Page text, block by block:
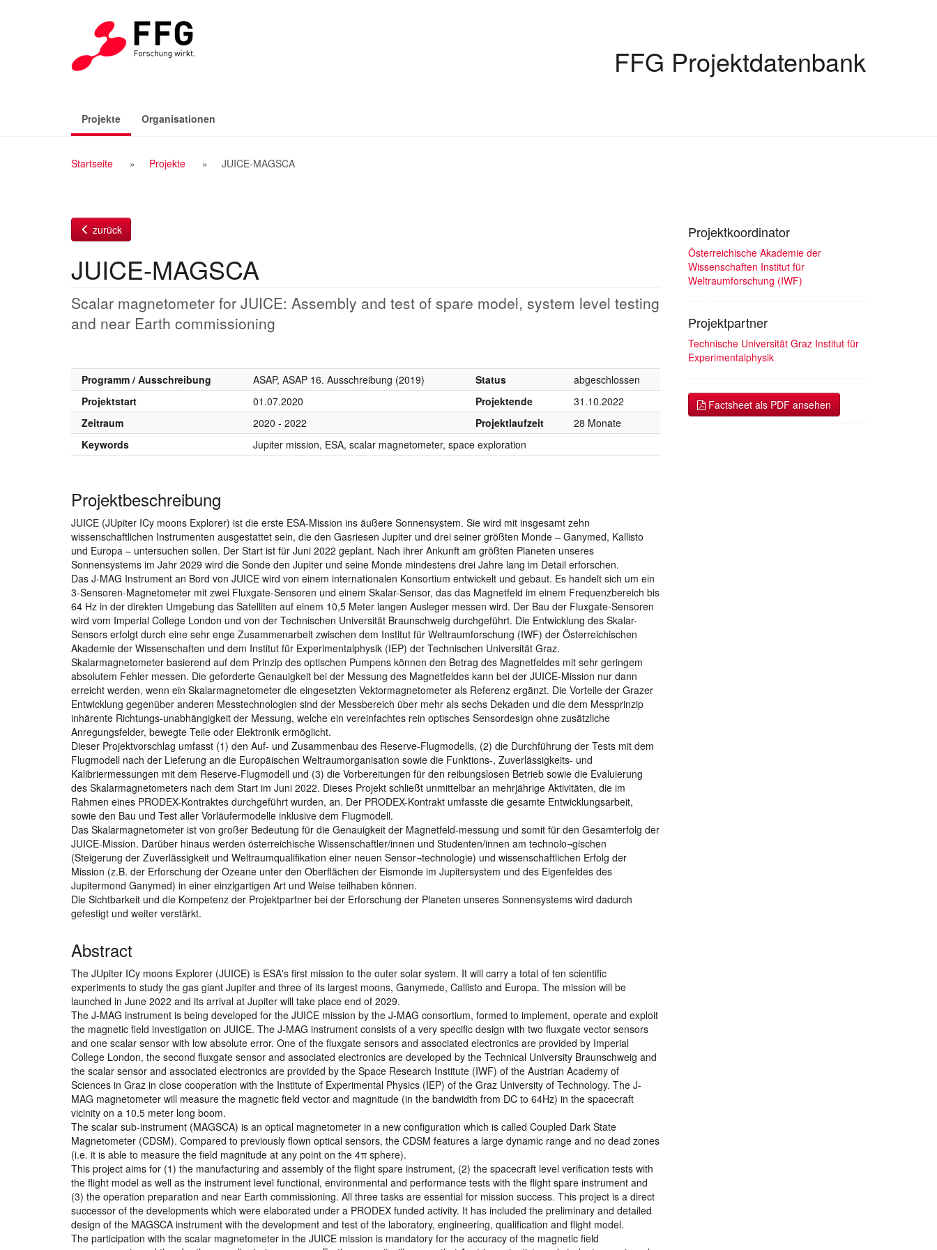
FFG Projektdatenbank
Projekte(aktiv)Organisationen
Breadcrumb
Startseite Projekte JUICE-MAGSCA
zurück
JUICE-MAGSCA
Scalar magnetometer for JUICE: Assembly and test of spare model, system level testing
and near Earth commissioning
Programm / Ausschreibung ASAP, ASAP 16. Ausschreibung (2019) Status
abgeschlossen
Projektstart
01.07.2020 Projektende
31.10.2022
Zeitraum
2020 - 2022 Projektlaufzeit
28 Monate
Keywords
Jupiter mission, ESA, scalar magnetometer, space exploration
Projektbeschreibung
JUICE (JUpiter ICy moons Explorer) ist die erste ESA-Mission ins äußere Sonnensystem. Sie wird mit insgesamt zehn
wissenschaftlichen Instrumenten ausgestattet sein, die den Gasriesen Jupiter und drei seiner größten Monde – Ganymed, Kallisto
und Europa – untersuchen sollen. Der Start ist für Juni 2022 geplant. Nach ihrer Ankunft am größten Planeten unseres
Sonnensystems im Jahr 2029 wird die Sonde den Jupiter und seine Monde mindestens drei Jahre lang im Detail erforschen.
Das J-MAG Instrument an Bord von JUICE wird von einem internationalen Konsortium entwickelt und gebaut. Es handelt sich um ein
3-Sensoren-Magnetometer mit zwei Fluxgate-Sensoren und einem Skalar-Sensor, das das Magnetfeld im einem Frequenzbereich bis
64 Hz in der direkten Umgebung das Satelliten auf einem 10,5 Meter langen Ausleger messen wird. Der Bau der Fluxgate-Sensoren
wird vom Imperial College London und von der Technischen Universität Braunschweig durchgeführt. Die Entwicklung des Skalar-
Sensors erfolgt durch eine sehr enge Zusammenarbeit zwischen dem Institut für Weltraumforschung (IWF) der Österreichischen
Akademie der Wissenschaften und dem Institut für Experimentalphysik (IEP) der Technischen Universität Graz.
Skalarmagnetometer basierend auf dem Prinzip des optischen Pumpens können den Betrag des Magnetfeldes mit sehr geringem
absolutem Fehler messen. Die geforderte Genauigkeit bei der Messung des Magnetfeldes kann bei der JUICE-Mission nur dann
erreicht werden, wenn ein Skalarmagnetometer die eingesetzten Vektormagnetometer als Referenz ergänzt. Die Vorteile der Grazer
Entwicklung gegenüber anderen Messtechnologien sind der Messbereich über mehr als sechs Dekaden und die dem Messprinzip
inhärente Richtungs-unabhängigkeit der Messung, welche ein vereinfachtes rein optisches Sensordesign ohne zusätzliche
Anregungsfelder, bewegte Teile oder Elektronik ermöglicht.
Dieser Projektvorschlag umfasst (1) den Auf- und Zusammenbau des Reserve-Flugmodells, (2) die Durchführung der Tests mit dem
Flugmodell nach der Lieferung an die Europäischen Weltraumorganisation sowie die Funktions-, Zuverlässigkeits- und
Kalibriermessungen mit dem Reserve-Flugmodell und (3) die Vorbereitungen für den reibungslosen Betrieb sowie die Evaluierung
des Skalarmagnetometers nach dem Start im Juni 2022. Dieses Projekt schließt unmittelbar an mehrjährige Aktivitäten, die im
Rahmen eines PRODEX-Kontraktes durchgeführt wurden, an. Der PRODEX-Kontrakt umfasste die gesamte Entwicklungsarbeit,
sowie den Bau und Test aller Vorläufermodelle inklusive dem Flugmodell.
Das Skalarmagnetometer ist von großer Bedeutung für die Genauigkeit der Magnetfeld-messung und somit für den Gesamterfolg der
JUICE-Mission. Darüber hinaus werden österreichische Wissenschaftler/innen und Studenten/innen am technolo¬gischen
(Steigerung der Zuverlässigkeit und Weltraumqualifikation einer neuen Sensor¬technologie) und wissenschaftlichen Erfolg der
Mission (z.B. der Erforschung der Ozeane unter den Oberflächen der Eismonde im Jupitersystem und des Eigenfeldes des
Jupitermond Ganymed) in einer einzigartigen Art und Weise teilhaben können.
Die Sichtbarkeit und die Kompetenz der Projektpartner bei der Erforschung der Planeten unseres Sonnensystems wird dadurch
gefestigt und weiter verstärkt.
Abstract
The JUpiter ICy moons Explorer (JUICE) is ESA's first mission to the outer solar system. It will carry a total of ten scientific
experiments to study the gas giant Jupiter and three of its largest moons, Ganymede, Callisto and Europa. The mission will be
launched in June 2022 and its arrival at Jupiter will take place end of 2029.
The J-MAG instrument is being developed for the JUICE mission by the J-MAG consortium, formed to implement, operate and exploit
the magnetic field investigation on JUICE. The J-MAG instrument consists of a very specific design with two fluxgate vector sensors
and one scalar sensor with low absolute error. One of the fluxgate sensors and associated electronics are provided by Imperial
College London, the second fluxgate sensor and associated electronics are developed by the Technical University Braunschweig and
the scalar sensor and associated electronics are provided by the Space Research Institute (IWF) of the Austrian Academy of
Sciences in Graz in close cooperation with the Institute of Experimental Physics (IEP) of the Graz University of Technology. The J-
MAG magnetometer will measure the magnetic field vector and magnitude (in the bandwidth from DC to 64Hz) in the spacecraft
vicinity on a 10.5 meter long boom.
The scalar sub-instrument (MAGSCA) is an optical magnetometer in a new configuration which is called Coupled Dark State
Magnetometer (CDSM). Compared to previously flown optical sensors, the CDSM features a large dynamic range and no dead zones
(i.e. it is able to measure the field magnitude at any point on the 4π sphere).
This project aims for (1) the manufacturing and assembly of the flight spare instrument, (2) the spacecraft level verification tests with
the flight model as well as the instrument level functional, environmental and performance tests with the flight spare instrument and
(3) the operation preparation and near Earth commissioning. All three tasks are essential for mission success. This project is a direct
successor of the developments which were elaborated under a PRODEX funded activity. It has included the preliminary and detailed
design of the MAGSCA instrument with the development and test of the laboratory, engineering, qualification and flight model.
The participation with the scalar magnetometer in the JUICE mission is mandatory for the accuracy of the magnetic field
Projektkoordinator
Österreichische Akademie der
Wissenschaften Institut für
Weltraumforschung (IWF)
Projektpartner
Technische Universität Graz Institut für
Experimentalphysik
Factsheet als PDF ansehen